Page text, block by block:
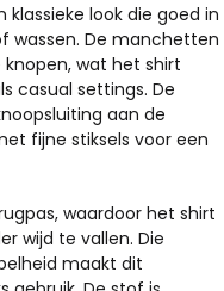
look die goed in
wassen. De manchetten
wat het shirt
casual settings. De
aan de
fijne stiksels voor een
waardoor het shirt
wijd te vallen. Die
maakt dit